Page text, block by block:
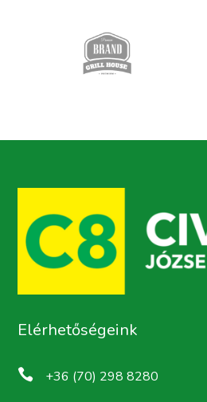
Elérhetőségeink
 +36 (70) 298 8280